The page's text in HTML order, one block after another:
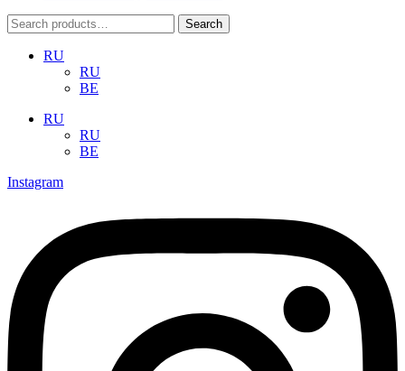
Search
for:
Search
RU
RU
BE
RU
RU
BE
Instagram